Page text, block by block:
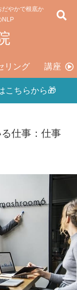
やかで根底か
NLP
リング 講座料
こちらから🎁
仕事：仕事